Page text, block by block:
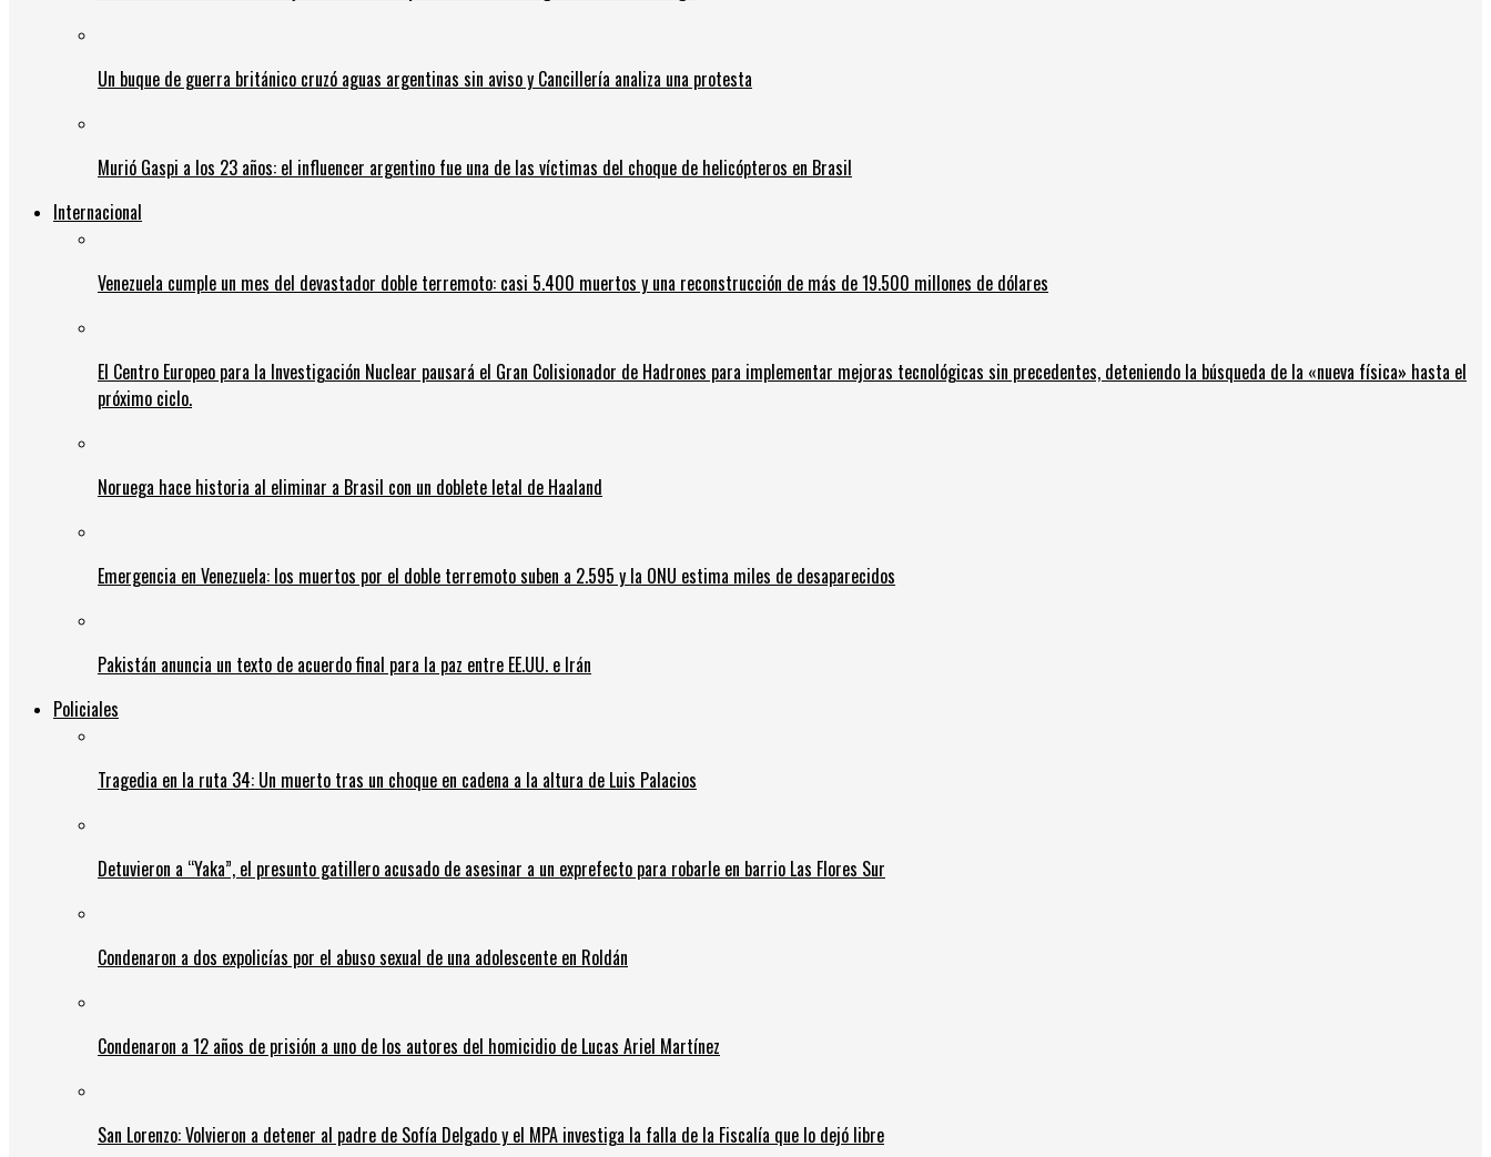
Un buque de guerra británico cruzó aguas argentinas sin aviso y Cancillería analiza una protesta
Murió Gaspi a los 23 años: el influencer argentino fue una de las víctimas del choque de helicópteros en Brasil
Internacional
Venezuela cumple un mes del devastador doble terremoto: casi 5.400 muertos y una reconstrucción de más de 19.500 millones de dólares
El Centro Europeo para la Investigación Nuclear pausará el Gran Colisionador de Hadrones para implementar mejoras tecnológicas sin precedentes, deteniendo la búsqueda de la «nueva física» hasta el
próximo ciclo.
Noruega hace historia al eliminar a Brasil con un doblete letal de Haaland
Emergencia en Venezuela: los muertos por el doble terremoto suben a 2.595 y la ONU estima miles de desaparecidos
Pakistán anuncia un texto de acuerdo final para la paz entre EE.UU. e Irán
Policiales
Tragedia en la ruta 34: Un muerto tras un choque en cadena a la altura de Luis Palacios
Detuvieron a “Yaka”, el presunto gatillero acusado de asesinar a un exprefecto para robarle en barrio Las Flores Sur
Condenaron a dos expolicías por el abuso sexual de una adolescente en Roldán
Condenaron a 12 años de prisión a uno de los autores del homicidio de Lucas Ariel Martínez
San Lorenzo: Volvieron a detener al padre de Sofía Delgado y el MPA investiga la falla de la Fiscalía que lo dejó libre